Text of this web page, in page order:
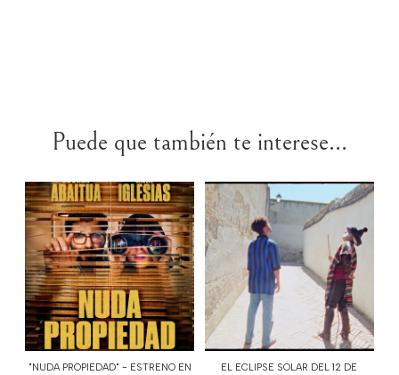
Puede que también te interese...
"NUDA PROPIEDAD" - ESTRENO EN
EL ECLIPSE SOLAR DEL 12 DE